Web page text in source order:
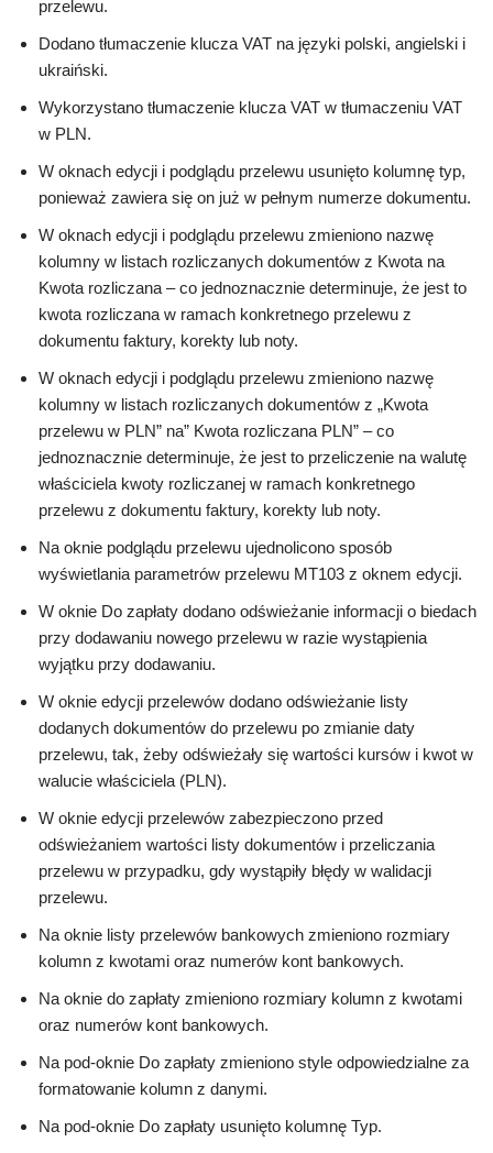
przelewu.
Dodano tłumaczenie klucza VAT na języki polski, angielski i
ukraiński.
Wykorzystano tłumaczenie klucza VAT w tłumaczeniu VAT
w PLN.
W oknach edycji i podglądu przelewu usunięto kolumnę typ,
ponieważ zawiera się on już w pełnym numerze dokumentu.
W oknach edycji i podglądu przelewu zmieniono nazwę
kolumny w listach rozliczanych dokumentów z Kwota na
Kwota rozliczana – co jednoznacznie determinuje, że jest to
kwota rozliczana w ramach konkretnego przelewu z
dokumentu faktury, korekty lub noty.
W oknach edycji i podglądu przelewu zmieniono nazwę
kolumny w listach rozliczanych dokumentów z „Kwota
przelewu w PLN” na” Kwota rozliczana PLN” – co
jednoznacznie determinuje, że jest to przeliczenie na walutę
właściciela kwoty rozliczanej w ramach konkretnego
przelewu z dokumentu faktury, korekty lub noty.
Na oknie podglądu przelewu ujednolicono sposób
wyświetlania parametrów przelewu MT103 z oknem edycji.
W oknie Do zapłaty dodano odświeżanie informacji o biedach
przy dodawaniu nowego przelewu w razie wystąpienia
wyjątku przy dodawaniu.
W oknie edycji przelewów dodano odświeżanie listy
dodanych dokumentów do przelewu po zmianie daty
przelewu, tak, żeby odświeżały się wartości kursów i kwot w
walucie właściciela (PLN).
W oknie edycji przelewów zabezpieczono przed
odświeżaniem wartości listy dokumentów i przeliczania
przelewu w przypadku, gdy wystąpiły błędy w walidacji
przelewu.
Na oknie listy przelewów bankowych zmieniono rozmiary
kolumn z kwotami oraz numerów kont bankowych.
Na oknie do zapłaty zmieniono rozmiary kolumn z kwotami
oraz numerów kont bankowych.
Na pod-oknie Do zapłaty zmieniono style odpowiedzialne za
formatowanie kolumn z danymi.
Na pod-oknie Do zapłaty usunięto kolumnę Typ.